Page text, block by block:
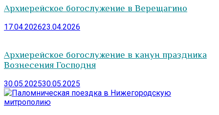
Архиерейское богослужение в Верещагино
17.04.202623.04.2026
Архиерейское богослужение в канун праздника
Вознесения Господня
30.05.202530.05.2025